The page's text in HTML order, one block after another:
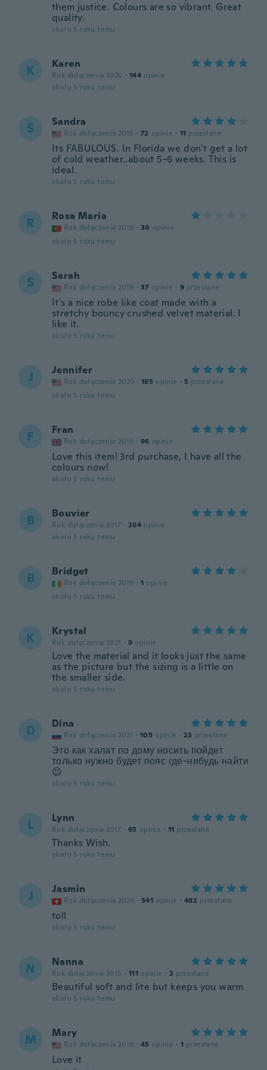
them justice. Colours are so vibrant. Great
quality.
około 5 roku temu
K Karen
Rok dołączenia 2020 · 144 opinie
około 5 roku temu
S Sandra
Rok dołączenia 2015 · 72 opinie · 11 przesłane
Its FABULOUS. In Florida we don't get a lot
of cold weather..about 5-6 weeks. This is
ideal.
około 5 roku temu
R Rosa Maria
Rok dołączenia 2019 · 30 opinie
około 5 roku temu
S Sarah
Rok dołączenia 2019 · 37 opinie · 9 przesłane
It's a nice robe like coat made with a
stretchy bouncy crushed velvet material. I
like it.
około 5 roku temu
J Jennifer
Rok dołączenia 2020 · 185 opinie · 5 przesłane
około 5 roku temu
F Fran
Rok dołączenia 2019 · 96 opinie
Love this item! 3rd purchase, I have all the
colours now!
około 5 roku temu
B Bouvier
Rok dołączenia 2017 · 264 opinie
około 5 roku temu
B Bridget
Rok dołączenia 2019 · 1 opinie
około 5 roku temu
K Krystal
Rok dołączenia 2021 · 9 opinie
Love the material and it looks just the same
as the picture but the sizing is a little on
the smaller side.
około 5 roku temu
D Dina
Rok dołączenia 2021 · 105 opinie · 23 przesłane
Это как халат по дому носить пойдет
только нужно будет пояс где-нибудь найти
😉
około 5 roku temu
L Lynn
Rok dołączenia 2017 · 65 opinie · 11 przesłane
Thanks Wish.
około 5 roku temu
J Jasmin
Rok dołączenia 2020 · 541 opinie · 482 przesłane
toll
około 5 roku temu
N Nanna
Rok dołączenia 2015 · 111 opinie · 2 przesłane
Beautiful soft and lite but keeps you warm
około 5 roku temu
M Mary
Rok dołączenia 2019 · 45 opinie · 1 przesłane
Love it